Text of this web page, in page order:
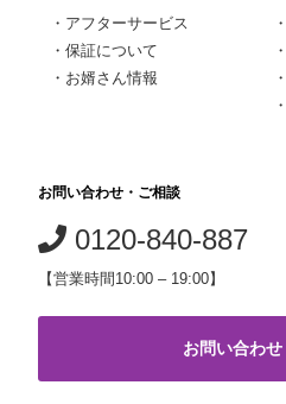
・ アフターサービス
・保証について
・ お婿さん情報
・
・
・
お問い合わせ・ご相談
0120-840-887
【営業時間10:00 – 19:00】
お問い合わ